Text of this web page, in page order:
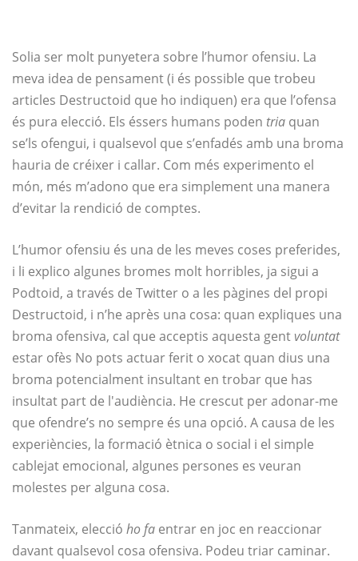
Solia ser molt punyetera sobre l’humor ofensiu. La
meva idea de pensament (i és possible que trobeu
articles Destructoid que ho indiquen) era que l’ofensa
és pura elecció. Els éssers humans poden tria quan
se’ls ofengui, i qualsevol que s’enfadés amb una broma
hauria de créixer i callar. Com més experimento el
món, més m’adono que era simplement una manera
d’evitar la rendició de comptes.
L’humor ofensiu és una de les meves coses preferides,
i li explico algunes bromes molt horribles, ja sigui a
Podtoid, a través de Twitter o a les pàgines del propi
Destructoid, i n’he après una cosa: quan expliques una
broma ofensiva, cal que acceptis aquesta gentvoluntat
estar ofès No pots actuar ferit o xocat quan dius una
broma potencialment insultant en trobar que has
insultat part de l'audiència. He crescut per adonar-me
que ofendre’s no sempre és una opció. A causa de les
experiències, la formació ètnica o social i el simple
cablejat emocional, algunes persones es veuran
molestes per alguna cosa.
Tanmateix, elecció ho fa entrar en joc en reaccionar
davant qualsevol cosa ofensiva. Podeu triar caminar.